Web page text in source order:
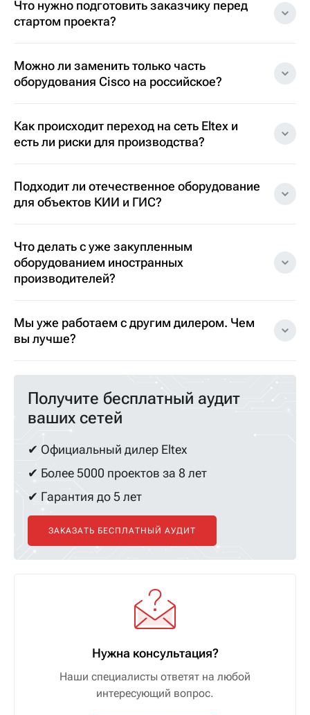
Что нужно подготовить заказчику перед
стартом проекта?
Можно ли заменить только часть
оборудования Cisco на российское?
Как происходит переход на сеть Eltex и
есть ли риски для производства?
Подходит ли отечественное оборудование
для объектов КИИ и ГИС?
Что делать с уже закупленным
оборудованием иностранных
производителей?
Мы уже работаем с другим дилером. Чем
вы лучше?
Получите бесплатный аудит
ваших сетей
✔ Официальный дилер Eltex
✔ Более 5000 проектов за 8 лет
✔ Гарантия до 5 лет
ЗАКАЗАТЬ БЕСПЛАТНЫЙ АУДИТ
Нужна консультация?
Наши специалисты ответят на любой
интересующий вопрос.